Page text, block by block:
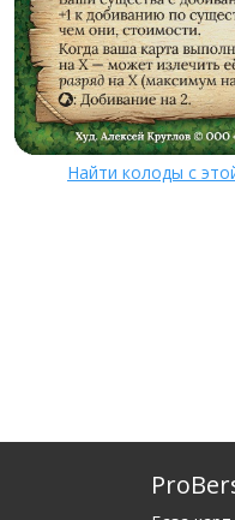
Найти колоды с